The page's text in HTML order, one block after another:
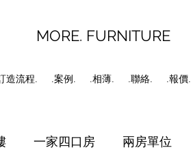
MORE. FURNITURE
造流程. .案例. .相薄. .聯絡. .報價.
一家四口房 兩房單位